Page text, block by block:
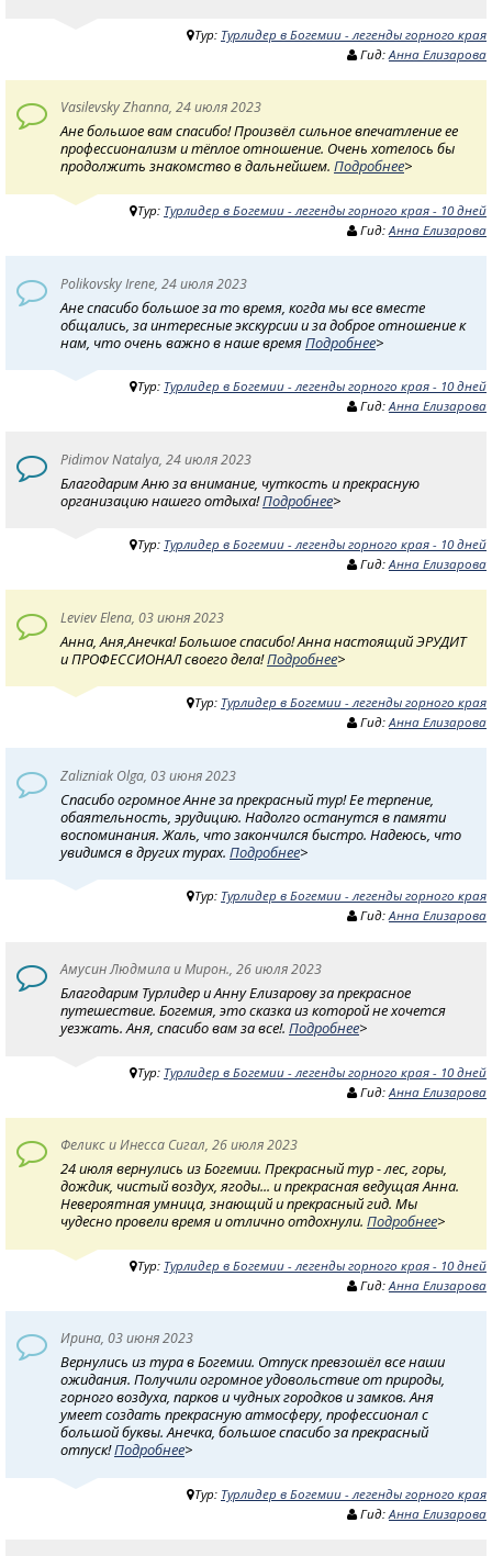
Тур: Турлидер в Богемии - легенды горного края
Гид: Анна Елизарова
Vasilevsky Zhanna, 24 июля 2023
Ане большое вам спасибо! Произвёл сильное впечатление ее
профессионализм и тёплое отношение. Очень хотелось бы
продолжить знакомство в дальнейшем. Подробнее>
Тур: Турлидер в Богемии - легенды горного края - 10 дней
Гид: Анна Елизарова
Polikovsky Irene, 24 июля 2023
Ане спасибо большое за то время, когда мы все вместе
общались, за интересные экскурсии и за доброе отношение к
нам, что очень важно в наше времяПодробнее>
Тур: Турлидер в Богемии - легенды горного края - 10 дней
Гид:Анна Елизарова
Pidimov Natalya, 24 июля 2023
Благодарим Аню за внимание, чуткость и прекрасную
организацию нашего отдыха!Подробнее>
Тур: Турлидер в Богемии - легенды горного края - 10 дней
Гид:Анна Елизарова
Leviev Elena, 03 июня 2023
Анна, Аня,Анечка! Большое спасибо! Анна настоящий ЭРУДИТ
и ПРОФЕССИОНАЛ своего дела!Подробнее>
Тур: Турлидер в Богемии - легенды горного края
Гид:Анна Елизарова
Zalizniak Olga, 03 июня 2023
Спасибо огромное Анне за прекрасный тур! Ее терпение,
обаятельность, эрудицию. Надолго останутся в памяти
воспоминания. Жаль, что закончился быстро. Надеюсь, что
увидимся в других турах. Подробнее>
Тур: Турлидер в Богемии - легенды горного края
Гид:Анна Елизарова
Амусин Людмила и Мирон., 26 июля 2023
Благодарим Турлидер и Анну Елизарову за прекрасное
путешествие. Богемия, это сказка из которой не хочется
уезжать. Аня, спасибо вам за все!. Подробнее>
Тур: Турлидер в Богемии - легенды горного края - 10 дней
Гид: Анна Елизарова
Феликс и Инесса Сигал, 26 июля 2023
24 июля вернулись из Богемии. Прекрасный тур - лес, горы,
дождик, чистый воздух, ягоды... и прекрасная ведущая Анна.
Невероятная умница, знающий и прекрасный гид. Мы
чудесно провели время и отлично отдохнули. Подробнее>
Тур: Турлидер в Богемии - легенды горного края - 10 дней
Гид: Анна Елизарова
Ирина, 03 июня 2023
Вернулись из тура в Богемии. Отпуск превзошёл все наши
ожидания. Получили огромное удовольствие от природы,
горного воздуха, парков и чудных городков и замков. Аня
умеет создать прекрасную атмосферу, профессионал с
большой буквы. Анечка, большое спасибо за прекрасный
отпуск!Подробнее>
Тур: Турлидер в Богемии - легенды горного края
Гид: Анна Елизарова